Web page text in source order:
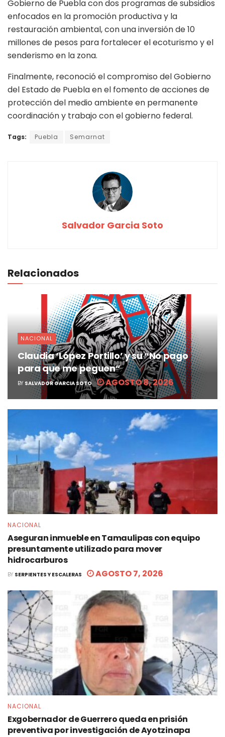
Gobierno de Puebla con dos programas de subsidios
enfocados en la promoción productiva y la
restauración ambiental, con una inversión de 10
millones de pesos para fortalecer el ecoturismo y el
senderismo en la zona.
Finalmente, reconoció el compromiso del Gobierno
del Estado de Puebla en el fomento de acciones de
protección del medio ambiente en permanente
coordinación y trabajo con el gobierno federal.
Tags: Puebla Semarnat
Salvador Garcia Soto
Relacionados
NACIONAL
Claudia ‘López Portillo’ y su “No pago
para que me peguen”
BY SALVADOR GARCIA SOTO AGOSTO 8, 2026
NACIONAL
Aseguran inmueble en Tamaulipas con equipo
presuntamente utilizado para mover
hidrocarburos
BY SERPIENTES Y ESCALERAS AGOSTO 7, 2026
NACIONAL
Exgobernador de Guerrero queda en prisión
preventiva por investigación de Ayotzinapa